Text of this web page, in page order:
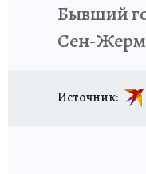
Бывший
Сен-
Источник: